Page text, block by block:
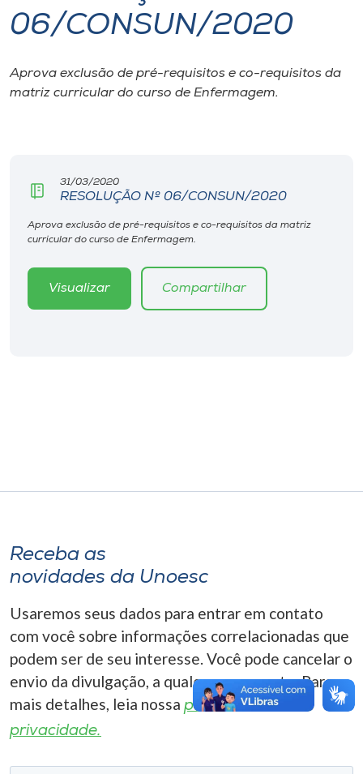
I.nova
Diplomados
CPA
Biblioteca
Editora
A-
06/CONSUN/2020
Aprova exclusão de pré-requisitos e co-requisitos da
matriz curricular do curso de Enfermagem.
31/03/2020
RESOLUÇÃO Nº 06/CONSUN/2020
Aprova exclusão de pré-requisitos e co-requisitos da matriz
curricular do curso de Enfermagem.
Visualizar Compartilhar
Receba as
novidades da Unoesc
Usaremos seus dados para entrar em contato
com você sobre informações correlacionadas que
podem ser de seu interesse. Você pode cancelar o
envio da divulgação, a qualquer momento. Para
mais detalhes, leia nossa política de
privacidade.